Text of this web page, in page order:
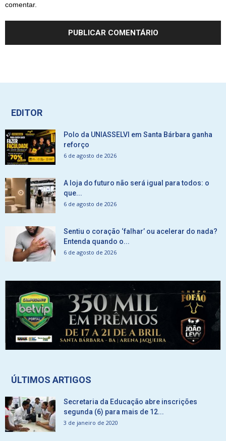
comentar.
EDITOR
Polo da UNIASSELVI em Santa Bárbara ganha
reforço
6 de agosto de 2026
A loja do futuro não será igual para todos: o
que...
6 de agosto de 2026
Sentiu o coração ‘falhar’ ou acelerar do nada?
Entenda quando o...
6 de agosto de 2026
ÚLTIMOS ARTIGOS
Secretaria da Educação abre inscrições
segunda (6) para mais de 12...
3 de janeiro de 2020